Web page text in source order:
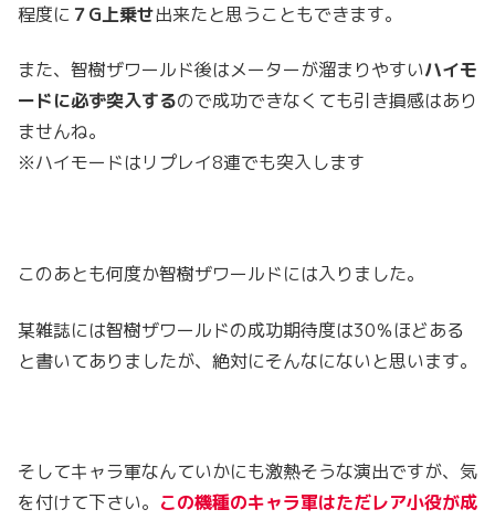
程度に ７G上乗せ出来たと思うこともできます。
また、智樹ザワールド後はメーターが溜まりやすいハイモ
ードに必ず突入するので成功できなくても引き損感はあり
ませんね。
※ハイモードはリプレイ8連でも突入します
このあとも何度か智樹ザワールドには入りました。
某雑誌には智樹ザワールドの成功期待度は30％ほどある
と書いてありましたが、絶対にそんなにないと思います。
そしてキャラ軍なんていかにも激熱そうな演出ですが、気
を付けて下さい。 この機種のキャラ軍はただレア小役が成